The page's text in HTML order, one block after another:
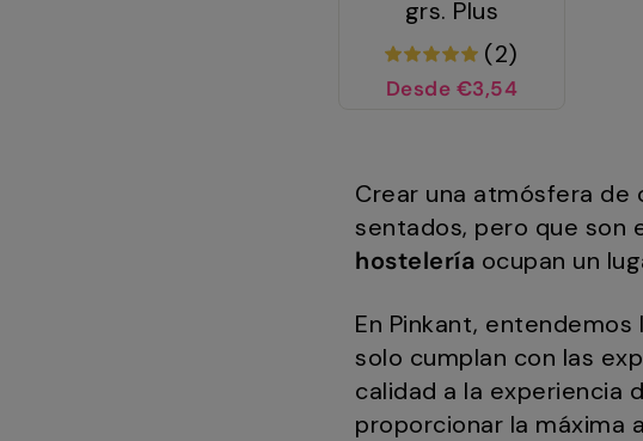
grs. Plus
(2)
Desde €3,54
Crear una atmósfera de
sentados, pero que son
hostelería ocupan un
En Pinkant,
solo cumplan con las
calidad a la experiencia
proporcionar la máxima